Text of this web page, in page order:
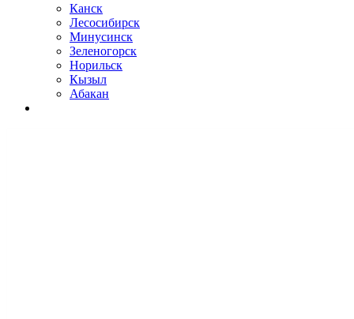
Канск
Лесосибирск
Минусинск
Зеленогорск
Норильск
Кызыл
Абакан